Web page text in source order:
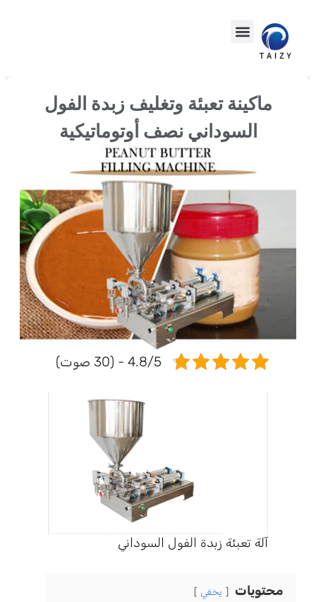
ماكينة تعبئة وتغليف زبدة الفول
السوداني نصف أوتوماتيكية
4.8/5 - (30 صوت)
آلة تعبئة زبدة الفول السوداني
محتويات يخفي